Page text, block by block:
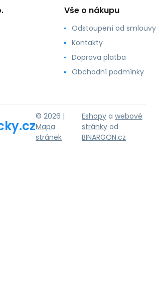
Vše o nákupu
Odstoupení od smlouvy
Kontakty
Doprava platba
Obchodní podmínky
© 2026 |
Mapa
stránek
Eshopy a webové
stránky od
BINARGON.cz